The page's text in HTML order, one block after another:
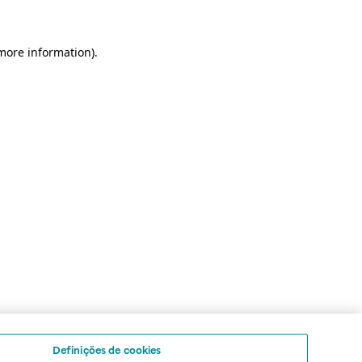
information).
Definições de cookies